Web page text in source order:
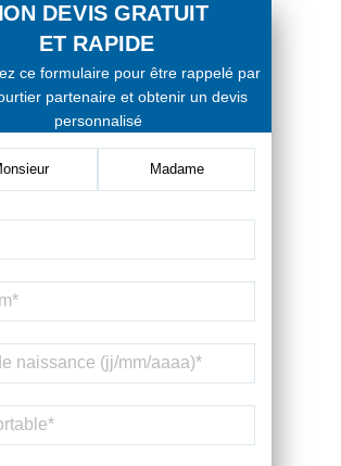
DEVIS GRATUIT
ET RAPIDE
ce formulaire pour être rappelé par
partenaire et obtenir un devis
personnalisé
Madame